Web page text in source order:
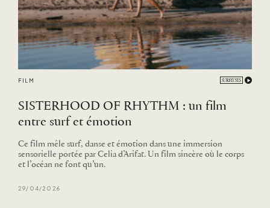
FILM
SISTERHOOD OF RHYTHM : un film
entre surf et émotion
Ce film mêle surf, danse et émotion dans une immersion
sensorielle portée par Celia d’Arifat. Un film sincère où le corps
et l’océan ne font qu’un.
29/04/2026